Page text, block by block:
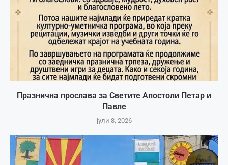
Празнична прослава за Светите Апостоли Петар и
Павле
јули 8, 2026